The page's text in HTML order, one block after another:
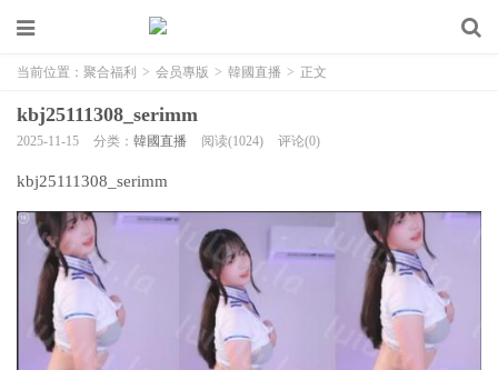
当前位置： 聚合福利 > 会员專版 > 韓國直播 > 正文
kbj25111308_serimm
2025-11-15 分类： 韓國直播 阅读(1024) 评论(0)
kbj25111308_serimm